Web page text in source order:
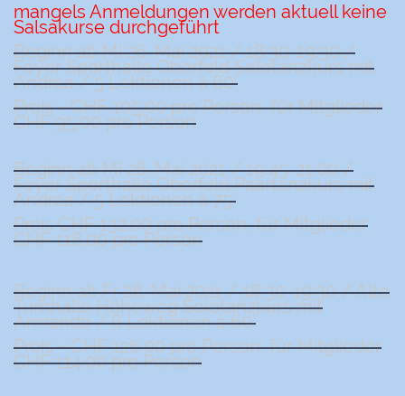
mangels Anmeldungen werden aktuell keine
Salsakurse durchgeführt
Beginn ab Mi 26. Mai 2021 / 18:30-19:30 /
Foyer Sporthalle Oberfeld Solotanzkurs mit
Andrea / 5 Lektionen à 60'
Preis = CHF 105.00 pro Person, für Mitglieder
CHF 95.00 pro Person
Beginn ab Mi 26. Mai 2021 / 19:45-21:00 /
Foyer Sporthalle Oberfeld Paartanzkurs mit
Andrea / 5 Lektionen à 75'
Preis CHF 132.00 pro Person, für Mitglieder
CHF 118.00 pro Person
Beginn ab Fr 28. Mai 2021 / 18:30-19:30 / Alte
Turnhalle Höheweg Solotanzkurs mit
Armando / 6 Lektionen à 60'
Preis = CHF 126.00 pro Person, für Mitglieder
CHF 114.00 pro Person